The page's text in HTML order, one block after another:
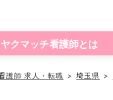
ヤクマッチ看護師とは
護師 求人・転職 埼玉県